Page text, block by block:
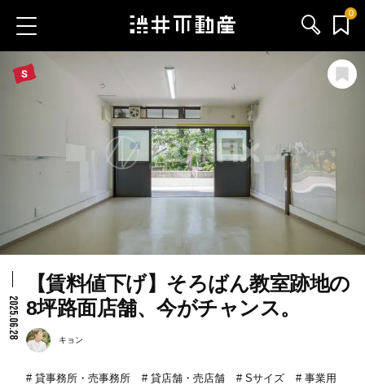
0
渋井不動産のメンバー
会社情報
2025.06.28
【賃料値下げ】そろばん教室跡地の
8坪路面店舗、今がチャンス。
キョン
貸事務所・売事務所 貸店舗・売店舗 Sサイズ
事業用